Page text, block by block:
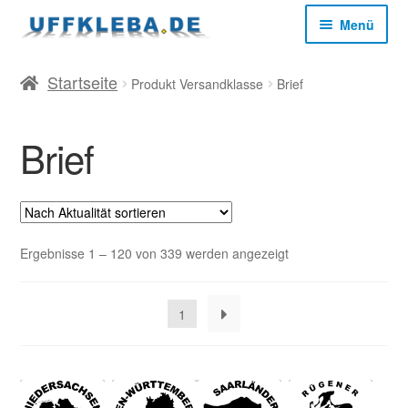
Zur
Navigation
Zum
Inhalt
Menü
StartStartseite Produkt Versandklasse Brief
Brief
Ergebnisse 1 – 120 von 339 werden angezeigtNach
1